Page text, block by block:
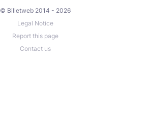
© Billetweb 2014 - 2026
Legal Notice
Report this page
Contact us